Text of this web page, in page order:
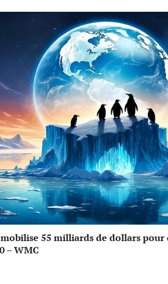
55 milliards de dollars pour
– WMC